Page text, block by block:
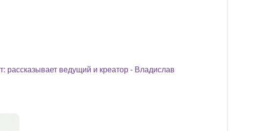
рассказывает ведущий и креатор - Владислав